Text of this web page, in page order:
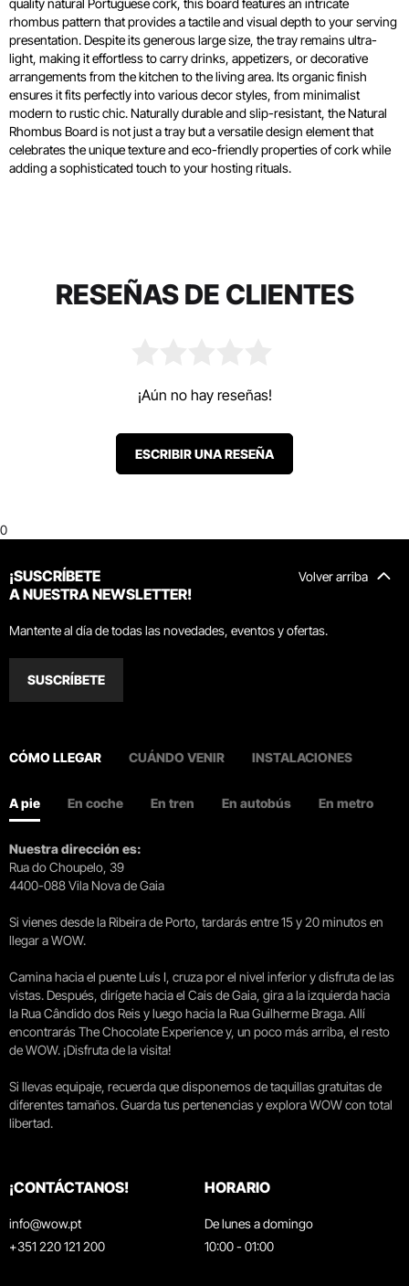
quality natural Portuguese cork, this board features an intricate
rhombus pattern that provides a tactile and visual depth to your serving
presentation. Despite its generous large size, the tray remains ultra-
light, making it effortless to carry drinks, appetizers, or decorative
arrangements from the kitchen to the living area. Its organic finish
ensures it fits perfectly into various decor styles, from minimalist
modern to rustic chic. Naturally durable and slip-resistant, the Natural
Rhombus Board is not just a tray but a versatile design element that
celebrates the unique texture and eco-friendly properties of cork while
adding a sophisticated touch to your hosting rituals.
RESEÑAS DE CLIENTES
¡Aún no hay reseñas!
ESCRIBIR UNA RESEÑA
0
Volver arriba
¡SUSCRÍBETE
A NUESTRA NEWSLETTER!
Mantente al día de todas las novedades, eventos y ofertas.
SUSCRÍBETE
CÓMO LLEGAR CUÁNDO VENIR INSTALACIONES
A pie En coche En tren En autobús En metro
Nuestra dirección es:
Rua do Choupelo, 39
4400-088 Vila Nova de Gaia
Si vienes desde la Ribeira de Porto, tardarás entre 15 y 20 minutos en
llegar a WOW.
Camina hacia el puente Luís I, cruza por el nivel inferior y disfruta de las
vistas. Después, dirígete hacia el Cais de Gaia, gira a la izquierda hacia
la Rua Cândido dos Reis y luego hacia la Rua Guilherme Braga. Allí
encontrarás The Chocolate Experience y, un poco más arriba, el resto
de WOW. ¡Disfruta de la visita!
Si llevas equipaje, recuerda que disponemos de taquillas gratuitas de
diferentes tamaños. Guarda tus pertenencias y explora WOW con total
libertad.
¡CONTÁCTANOS!
info@wow.pt
+351 220 121 200
HORARIO
De lunes a domingo
10:00 - 01:00